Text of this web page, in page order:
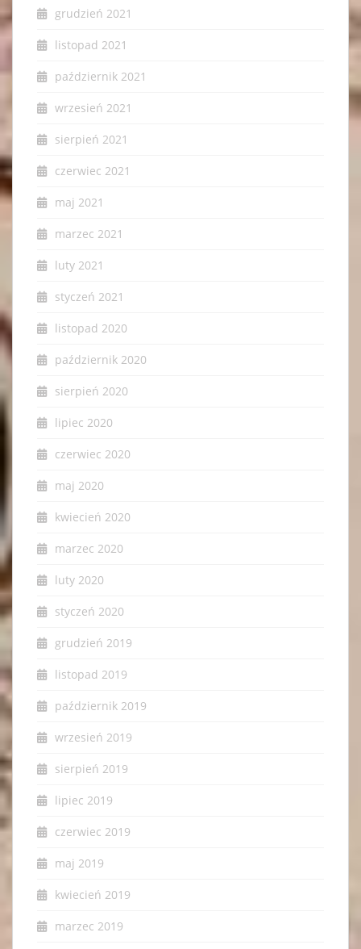
grudzień 2021
listopad 2021
październik 2021
wrzesień 2021
sierpień 2021
czerwiec 2021
maj 2021
marzec 2021
luty 2021
styczeń 2021
listopad 2020
październik 2020
sierpień 2020
lipiec 2020
czerwiec 2020
maj 2020
kwiecień 2020
marzec 2020
luty 2020
styczeń 2020
grudzień 2019
listopad 2019
październik 2019
wrzesień 2019
sierpień 2019
lipiec 2019
czerwiec 2019
maj 2019
kwiecień 2019
marzec 2019